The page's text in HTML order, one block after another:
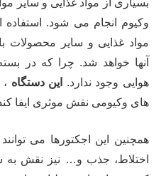
بسیاری از مواد غذایی و سایر
وکیوم انجام می شود. استفاده
مواد غذایی و سایر محصولات
آنها خواهد شد. چرا که در
هوایی وجود ندارد.
این دستگاه
های وکیومی نقش موثری ایفا
همچنین این اجکتورها می
اختلاط، جذب و… نیز نقش به